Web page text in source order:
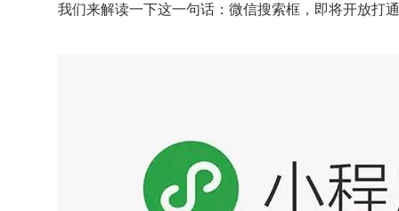
我们来解读一下这一句话：微信搜索框，即将开放打